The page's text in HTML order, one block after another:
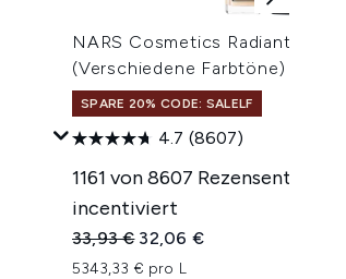
NARS Cosmetics Radiant
(Verschiedene Farbtöne)
SPARE 20% CODE: SALELF
4.7 (8607)
1161 von 8607 Rezensenten
incentiviert
Unverbindliche Preisempfehlung:
33,93 € Aktueller Preis:
32,06 €
5343,33 € pro L